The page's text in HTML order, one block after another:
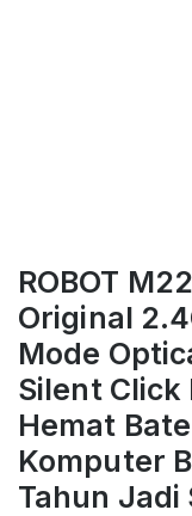
ROBOT
Original
Mode
Silent Click
Hemat
Komputer
Tahun Jadi